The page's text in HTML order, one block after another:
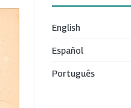
English
Español
Português